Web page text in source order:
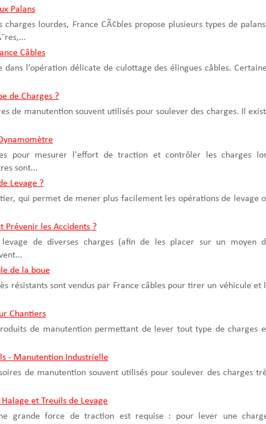
Palans
lourdes, France CÃ¢bles propose plusieurs types de
Câbles
dans l’opération délicate de culottage des élingues câbles.
de Charges ?
de manutention souvent utilisés pour soulever des charges. Il
pour mesurer l'effort de traction et contrôler les charges
sont...
Levage ?
qui permet de mener plus facilement les opérations de levage
Prévenir les Accidents ?
de diverses charges (afin de les placer sur un moyen
de la boue
résistants sont vendus par France câbles pour tirer un véhicule et
Chantiers
de manutention permettant de lever tout type de charges
- Manutention Industrielle
de manutention souvent utilisés pour soulever des charges
et Treuils de Levage
grande force de traction est requise : pour lever une